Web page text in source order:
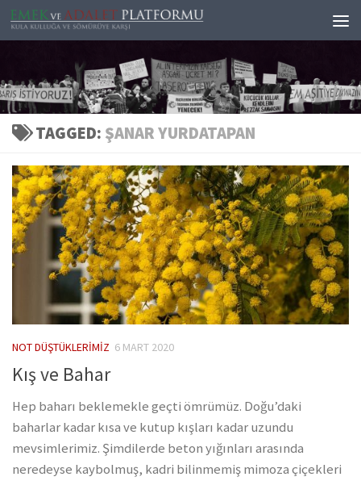
Skip to content
TAGGED: ŞANAR YURDATAPAN
NOT DÜŞTÜKLERIMIZ 6 MART 2020
Kış ve Bahar
Hep baharı beklemekle geçti ömrümüz. Doğu’daki
baharlar kadar kısa ve kutup kışları kadar uzundu
mevsimlerimiz. Şimdilerde beton yığınları arasında
neredeyse kaybolmuş, kadri bilinmemiş mimoza çiçekleri